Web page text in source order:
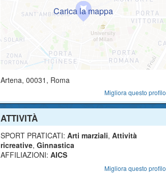
Artena, 00031 , Roma
Migliora questo profilo
ATTIVITÀ
SPORT PRATICATI: Arti marziali, Attività
ricreative, Ginnastica
AFFILIAZIONI: AICS
Migliora questo profilo